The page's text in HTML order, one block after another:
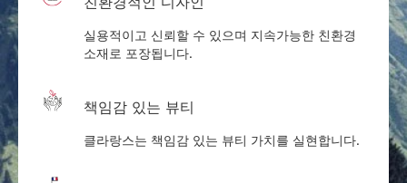
실용적이고 신뢰할 수 있으며 지속가능한 친환경
소재로 포장됩니다.
책임감 있는 뷰티
클라랑스는 책임감 있는 뷰티 가치를 실현합니다.